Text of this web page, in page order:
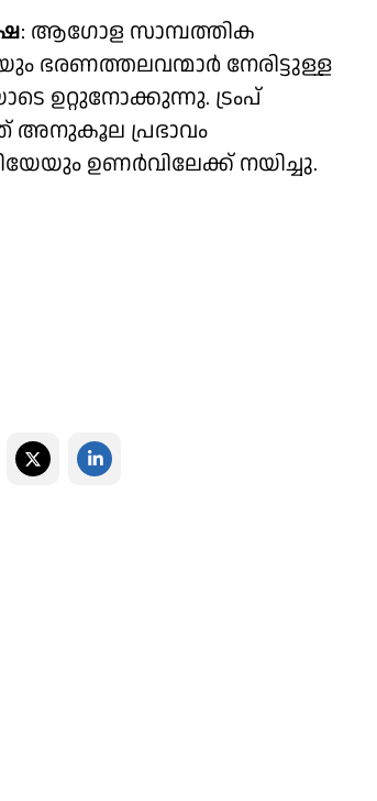
: ആ​ഗോള സാമ്പത്തിക
നേരിട്ടുള്ള
ഉറ്റുനോക്കുന്നു. ട്രംപ്
അനുകൂല പ്രഭാവം
ഉണർവിലേക്ക് നയിച്ചു.